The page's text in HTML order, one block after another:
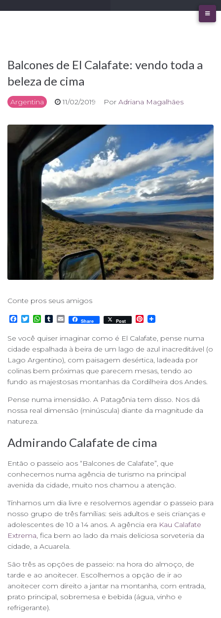
Balcones de El Calafate: vendo toda a
beleza de cima
Argentina 11/02/2019 Por Adriana Magalhães
Conte pros seus amigos
F
e
b
o
o
k
T
t
t
e
W
t
s
A
p
m
b
l
r
E
m
i
l
Share Post
P
n
t
e
r
s
t
Se você quiser imaginar como é El Calafate, pense numa
cidade espalhada à beira de um lago de azul inacreditável (o
Lago Argentino), com paisagem desértica, ladeada por
colinas bem próximas que parecem mesas, tendo ao
fundo as majestosas montanhas da Cordilheira dos Andes.
Pense numa imensidão. A Patagônia tem disso. Nos dá
nossa real dimensão (minúscula) diante da magnitude da
natureza.
Admirando Calafate de cima
Então o passeio aos “Balcones de Calafate”, que
conhecemos numa agência de turismo na principal
avenida da cidade, muito nos chamou a atenção.
Tínhamos um dia livre e resolvemos agendar o passeio para
nosso grupo de três famílias: seis adultos e seis crianças e
adolescentes de 10 a 14 anos. A agência era Kau Calafate
Extrema, fica bem ao lado da mais deliciosa sorveteria da
cidade, a Acuarela.
São três as opções de passeio: na hora do almoço, de
tarde e ao anoitecer. Escolhemos a opção de ir ao
anoitecer com direito a jantar na montanha, com entrada,
prato principal, sobremesa e bebida (água, vinho e
refrigerante).